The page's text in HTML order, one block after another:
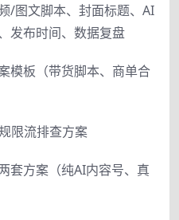
/图文脚本、封面标题、AI
发布时间、数据复盘
模板（带货脚本、商单合
限流排查方案
套方案（纯AI内容号、真